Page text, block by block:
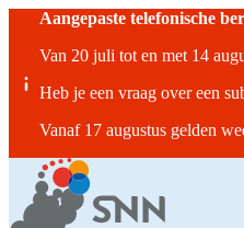
Aangepaste telefonische
Van 20 juli tot en met 14
Heb je een vraag over een
Vanaf 17 augustus gelden